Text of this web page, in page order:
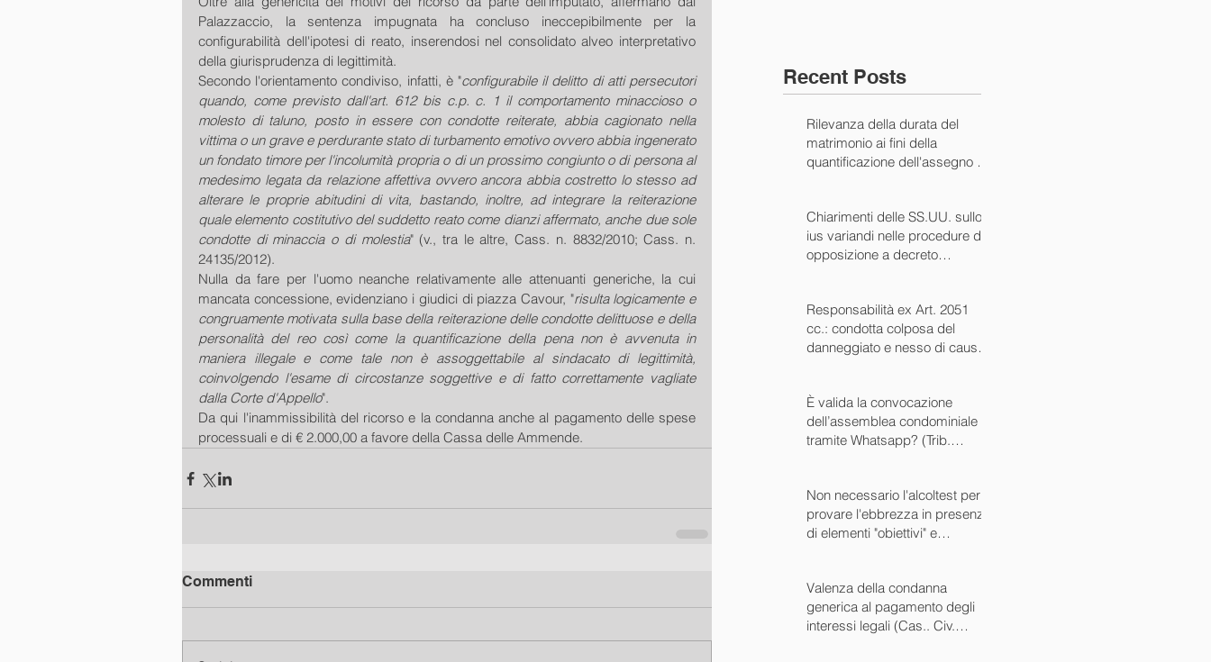
Palazzaccio, la sentenza impugnata ha concluso ineccepibilmente per la
configurabilità dell'ipotesi di reato, inserendosi nel consolidato alveo interpretativo
della giurisprudenza di legittimità.
Secondo l'orientamento condiviso, infatti, è "configurabile il delitto di atti persecutori
quando, come previsto dall'art. 612 bis c.p. c. 1 il comportamento minaccioso o
molesto di taluno, posto in essere con condotte reiterate, abbia cagionato nella
vittima o un grave e perdurante stato di turbamento emotivo ovvero abbia ingenerato
un fondato timore per l'incolumità propria o di un prossimo congiunto o di persona al
medesimo legata da relazione affettiva ovvero ancora abbia costretto lo stesso ad
alterare le proprie abitudini di vita, bastando, inoltre, ad integrare la reiterazione
quale elemento costitutivo del suddetto reato come dianzi affermato, anche due sole
condotte di minaccia o di molestia" (v., tra le altre, Cass. n. 8832/2010; Cass. n.
24135/2012).
Nulla da fare per l'uomo neanche relativamente alle attenuanti generiche, la cui
mancata concessione, evidenziano i giudici di piazza Cavour, "risulta logicamente e
congruamente motivata sulla base della reiterazione delle condotte delittuose e della
personalità del reo così come la quantificazione della pena non è avvenuta in
maniera illegale e come tale non è assoggettabile al sindacato di legittimità,
coinvolgendo l'esame di circostanze soggettive e di fatto correttamente vagliate
dalla Corte d'Appello".
Da qui l'inammissibilità del ricorso e la condanna anche al pagamento delle spese
processuali e di € 2.000,00 a favore della Cassa delle Ammende.
Commenti
Recent Posts
Rilevanza della durata del
matrimonio ai fini della
quantificazione dell'assegno di
Chiarimenti delle SS.UU. sullo
ius variandi nelle procedure di
opposizione a decreto
Responsabilità ex Art. 2051
cc.: condotta colposa del
danneggiato e nesso di causa
È valida la convocazione
dell’assemblea condominiale
tramite Whatsapp? (Trib.
Non necessario l'alcoltest per
provare l'ebbrezza in presenza
di elementi "obiettivi" e
Valenza della condanna
generica al pagamento degli
interessi legali (Cas.. Civ.